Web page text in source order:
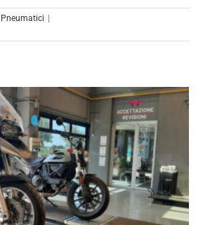
Pneumatici